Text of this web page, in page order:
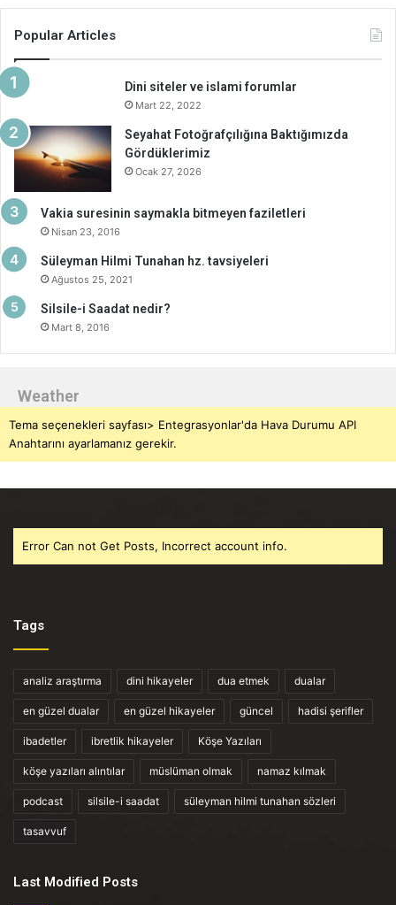
Popular Articles
Dini siteler ve islami forumlar
Mart 22, 2022
Seyahat Fotoğrafçılığına Baktığımızda
Gördüklerimiz
Ocak 27, 2026
Vakia suresinin saymakla bitmeyen faziletleri
Nisan 23, 2016
Süleyman Hilmi Tunahan hz. tavsiyeleri
Ağustos 25, 2021
Silsile-i Saadat nedir?
Mart 8, 2016
Weather
Tema seçenekleri sayfası> Entegrasyonlar'da Hava Durumu API
Anahtarını ayarlamanız gerekir.
Error Can not Get Posts, Incorrect account info.
Tags
analiz araştırma dini hikayeler dua etmek dualar
en güzel dualar en güzel hikayeler güncel hadisi şerifler
ibadetler ibretlik hikayeler Köşe Yazıları
köşe yazıları alıntılar müslüman olmak namaz kılmak
podcast silsile-i saadat süleyman hilmi tunahan sözleri
tasavvuf
Last Modified Posts